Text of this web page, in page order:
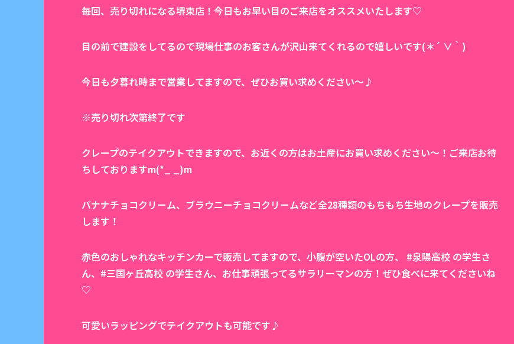
毎回、売り切れになる堺東店！今日もお早い目のご来店をオススメいたします♡
目の前で建設をしてるので現場仕事のお客さんが沢山来てくれるので嬉しいです(＊´ ∨｀)
今日も夕暮れ時まで営業してますので、ぜひお買い求めください〜♪
※売り切れ次第終了です
クレープのテイクアウトできますので、お近くの方はお土産にお買い求めください〜！ご来店お待
ちしておりますm(*_ _)m
バナナチョコクリーム、ブラウニーチョコクリームなど全28種類のもちもち生地のクレープを販売
します！
赤色のおしゃれなキッチンカーで販売してますので、小腹が空いたOLの方、 #泉陽高校 の学生さ
ん、#三国ヶ丘高校 の学生さん、お仕事頑張ってるサラリーマンの方！ぜひ食べに来てくださいね
♡
可愛いラッピングでテイクアウトも可能です♪